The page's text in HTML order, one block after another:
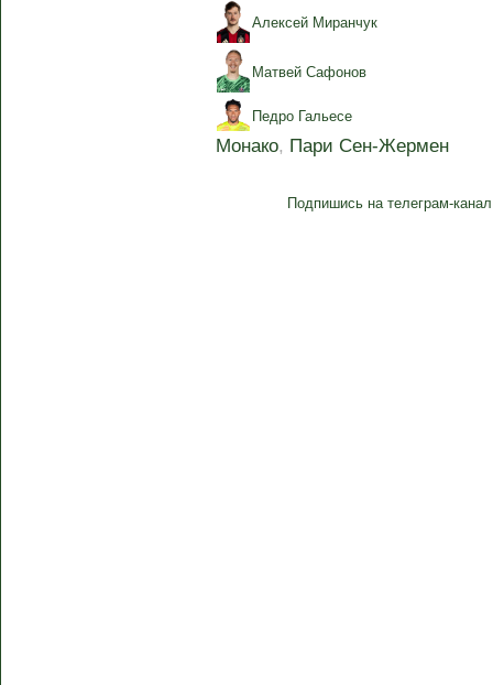
Алексей Миранчук
Матвей Сафонов
Педро Гальесе
Монако, Пари Сен-Жермен
Подпишись на телеграм-